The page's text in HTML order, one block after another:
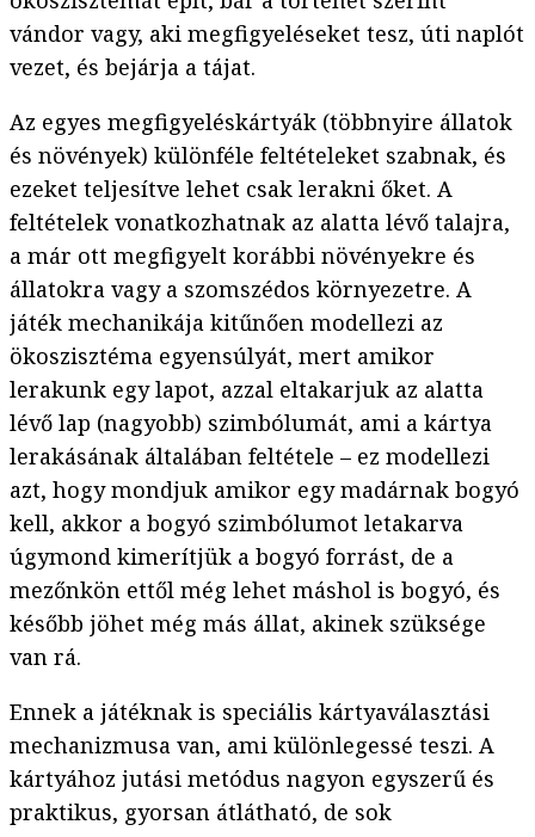
vándor vagy, aki megfigyeléseket tesz, úti naplót
vezet, és bejárja a tájat.
Az egyes megfigyeléskártyák (többnyire állatok
és növények) különféle feltételeket szabnak, és
ezeket teljesítve lehet csak lerakni őket. A
feltételek vonatkozhatnak az alatta lévő talajra,
a már ott megfigyelt korábbi növényekre és
állatokra vagy a szomszédos környezetre. A
játék mechanikája kitűnően modellezi az
ökoszisztéma egyensúlyát, mert amikor
lerakunk egy lapot, azzal eltakarjuk az alatta
lévő lap (nagyobb) szimbólumát, ami a kártya
lerakásának általában feltétele – ez modellezi
azt, hogy mondjuk amikor egy madárnak bogyó
kell, akkor a bogyó szimbólumot letakarva
úgymond kimerítjük a bogyó forrást, de a
mezőnkön ettől még lehet máshol is bogyó, és
később jöhet még más állat, akinek szüksége
van rá.
Ennek a játéknak is speciális kártyaválasztási
mechanizmusa van, ami különlegessé teszi. A
kártyához jutási metódus nagyon egyszerű és
praktikus, gyorsan átlátható, de sok